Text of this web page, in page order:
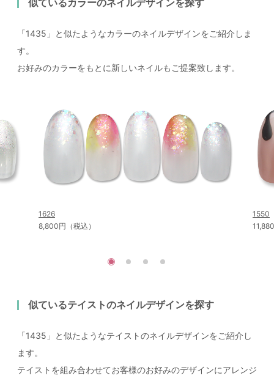
似ているカラーのネイルデザインを探す
「1435」と似たようなカラーのネイルデザインをご紹介しま
す。
お好みのカラーをもとに新しいネイルもご提案致します。
1626
8,800円（税込）
1550
似ているテイストのネイルデザインを探す
「1435」と似たようなテイストのネイルデザインをご紹介し
ます。
テイストを組み合わせてお客様のお好みのデザインにアレンジ